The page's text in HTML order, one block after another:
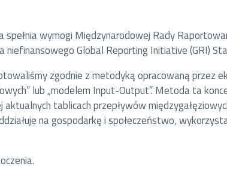
wymogi Międzynarodowej Rady
Global Reporting Initiative (GRI)
zgodnie z metodyką opracowaną
lub „modelem Input-Output”. Metoda ta
tablicach przepływów
na gospodarkę i społeczeństwo,